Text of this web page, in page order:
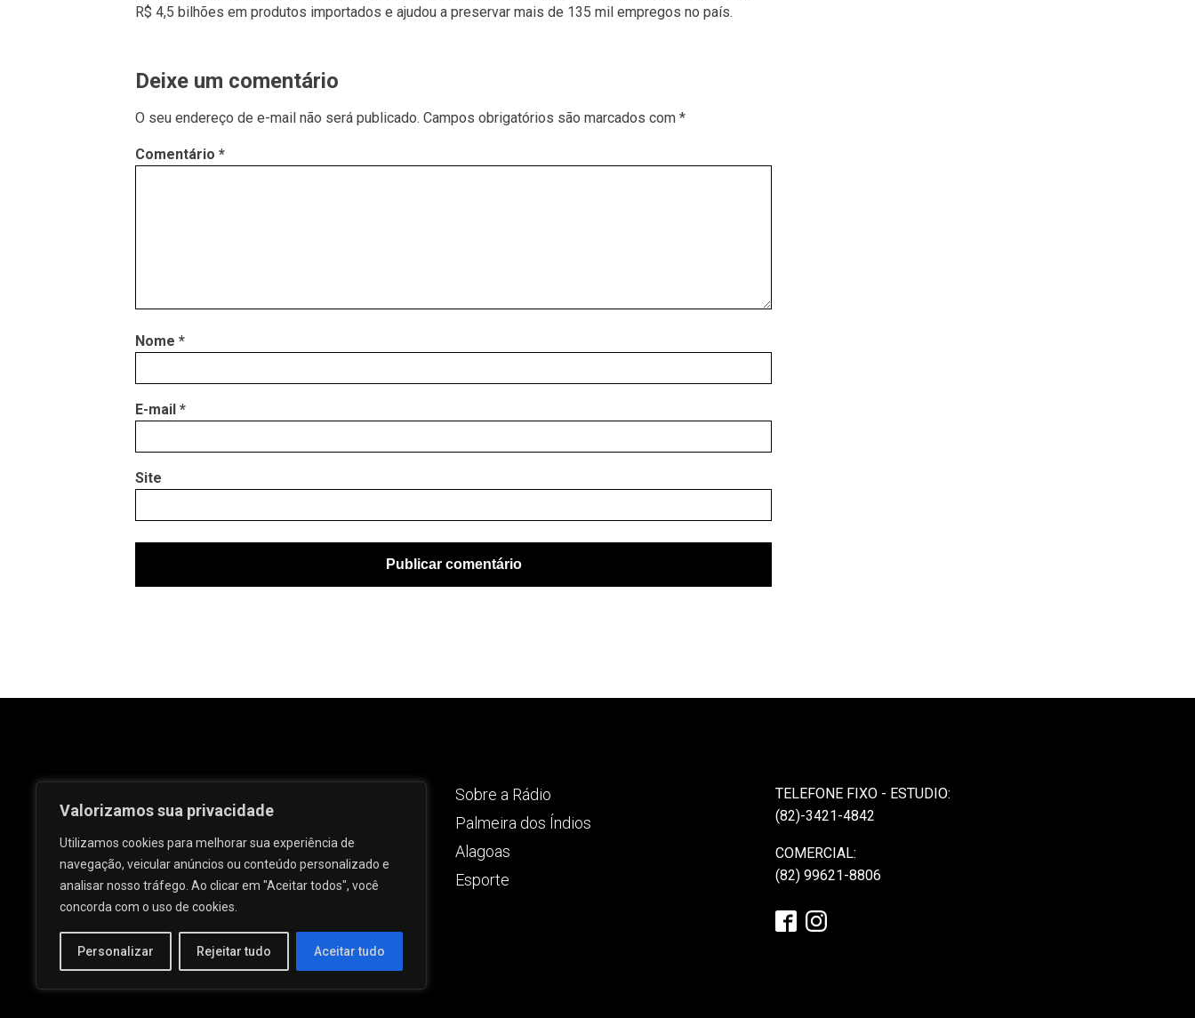
Valorizamos sua privacidade
Utilizamos cookies para melhorar sua experiência de
navegação, veicular anúncios ou conteúdo personalizado e
analisar nosso tráfego. Ao clicar em "Aceitar todos", você
concorda com o uso de cookies.
Personalizar Rejeitar tudo Aceitar tudo
R$ 4,5 bilhões em produtos importados e ajudou a preservar mais de 135 mil empregos no país.
Deixe um comentário
O seu endereço de e-mail não será publicado. Campos obrigatórios são marcados com *
Comentário *
Nome *
E-mail *
Site
Rua José e Maria Passos, nº 25 - Centro -
Palmeira dos Índios - AL.
Sobre a Rádio
Palmeira dos Índios
Alagoas
Esporte
TELEFONE FIXO - ESTUDIO:
(82)-3421-4842
COMERCIAL:
(82) 99621-8806